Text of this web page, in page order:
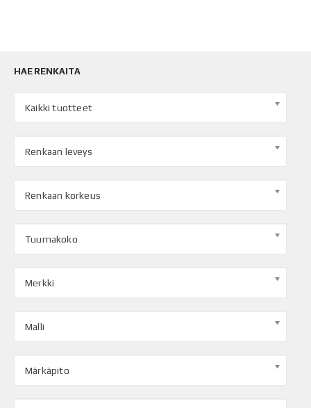
HAE RENKAITA
Kaikki tuotteet
Renkaan leveys
Renkaan korkeus
Tuumakoko
Merkki
Malli
Märkäpito